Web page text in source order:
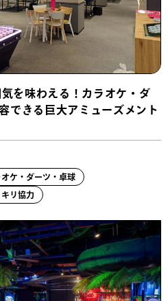
を味わえる！カラオケ・ダ
できる巨大アミューズメント
オケ・ダーツ・卓球
キリ協力